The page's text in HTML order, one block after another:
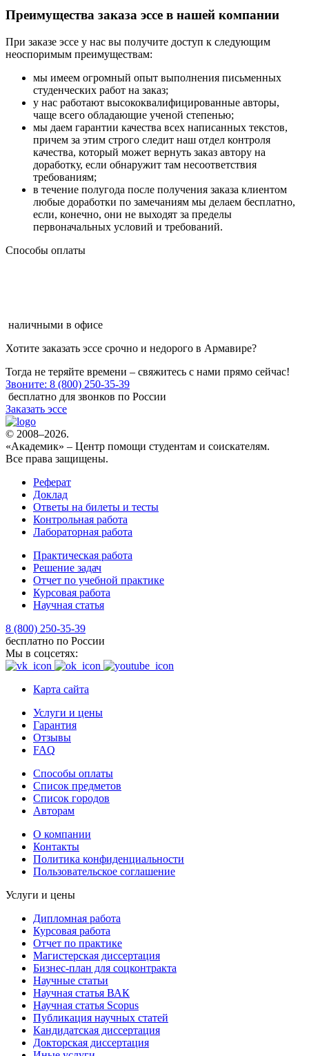
Преимущества заказа эссе в нашей компании
При заказе эссе у нас вы получите доступ к следующим
неоспоримым преимуществам:
мы имеем огромный опыт выполнения письменных
студенческих работ на заказ;
у нас работают высококвалифицированные авторы,
чаще всего обладающие ученой степенью;
мы даем гарантии качества всех написанных текстов,
причем за этим строго следит наш отдел контроля
качества, который может вернуть заказ автору на
доработку, если обнаружит там несоответствия
требованиям;
в течение полугода после получения заказа клиентом
любые доработки по замечаниям мы делаем бесплатно,
если, конечно, они не выходят за пределы
первоначальных условий и требований.
Способы оплаты
наличными в офисе
Хотите заказать эссе срочно и недорого в Армавире?
Тогда не теряйте времени – свяжитесь с нами прямо сейчас!
Звоните: 8 (800) 250-35-39
бесплатно для звонков по России
Заказать эссе
© 2008–2026.
«Академик» – Центр помощи студентам и соискателям.
Все права защищены.
Реферат
Доклад
Ответы на билеты и тесты
Контрольная работа
Лабораторная работа
Практическая работа
Решение задач
Отчет по учебной практике
Курсовая работа
Научная статья
8 (800) 250-35-39
бесплатно по России
Мы в соцсетях:
Карта сайта
Услуги и цены
Гарантия
Отзывы
FAQ
Способы оплаты
Список предметов
Список городов
Авторам
О компании
Контакты
Политика конфиденциальности
Пользовательское соглашение
Услуги и цены
Дипломная работа
Курсовая работа
Отчет по практике
Магистерская диссертация
Бизнес-план для соцконтракта
Научные статьи
Научная статья ВАК
Научная статья Scopus
Публикация научных статей
Кандидатская диссертация
Докторская диссертация